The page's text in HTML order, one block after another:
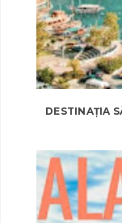
DESTINAȚIA